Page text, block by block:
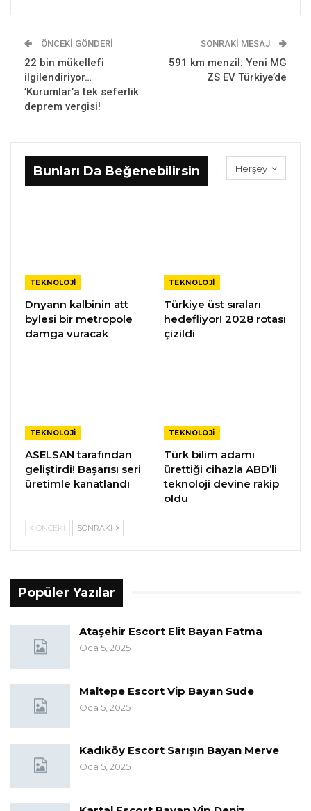
ÖNCEKI GÖNDERI
22 bin mükellefi
ilgilendiriyor…
’Kurumlar’a tek seferlik
deprem vergisi!
SONRAKI MESAJ
591 km menzil: Yeni MG
ZS EV Türkiye’de
Herşey
Bunları Da Beğenebilirsin
TEKNOLOJI
Dnyann kalbinin att
bylesi bir metropole
damga vuracak
TEKNOLOJI
Türkiye üst sıraları
hedefliyor! 2028 rotası
çizildi
TEKNOLOJI
ASELSAN tarafından
geliştirdi! Başarısı seri
üretimle kanatlandı
TEKNOLOJI
Türk bilim adamı
ürettiği cihazla ABD’li
teknoloji devine rakip
oldu
ÖNCEKI SONRAKI
Popüler Yazılar
Ataşehir Escort Elit Bayan Fatma
Oca 5, 2025
Maltepe Escort Vip Bayan Sude
Oca 5, 2025
Kadıköy Escort Sarışın Bayan Merve
Oca 5, 2025